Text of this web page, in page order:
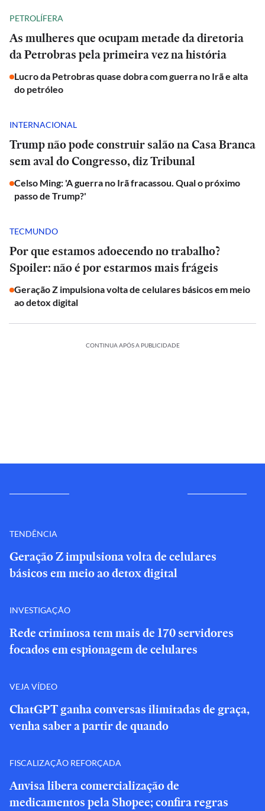
PETROLÍFERA
As mulheres que ocupam metade da diretoria
da Petrobras pela primeira vez na história
Lucro da Petrobras quase dobra com guerra no Irã e alta
do petróleo
INTERNACIONAL
Trump não pode construir salão na Casa Branca
sem aval do Congresso, diz Tribunal
Celso Ming: 'A guerra no Irã fracassou. Qual o próximo
passo de Trump?'
TECMUNDO
Por que estamos adoecendo no trabalho?
Spoiler: não é por estarmos mais frágeis
Geração Z impulsiona volta de celulares básicos em meio
ao detox digital
CONTINUA APÓS A PUBLICIDADE
TENDÊNCIA
Geração Z impulsiona volta de celulares
básicos em meio ao detox digital
INVESTIGAÇÃO
Rede criminosa tem mais de 170 servidores
focados em espionagem de celulares
VEJA VÍDEO
ChatGPT ganha conversas ilimitadas de graça,
venha saber a partir de quando
FISCALIZAÇÃO REFORÇADA
Anvisa libera comercialização de
medicamentos pela Shopee; confira regras